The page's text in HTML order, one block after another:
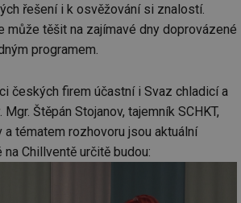
řešení i k osvěžování si znalostí.
může těšit na zajímavé dny doprovázené
programem.
českých firem účastní i Svaz chladicí a
Štěpán Stojanov, tajemník SCHKT,
tématem rozhovoru jsou aktuální
Chillventě určitě budou: